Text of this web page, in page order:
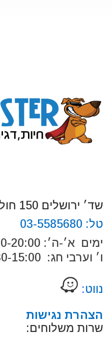
שד׳ ירושלים 150 חולון
טל: 03-5585680
ימים א׳-ה׳: 10:30-20:00
ו׳ וערבי חג: 09:30-15:00
נווט:
הצהרת נגישות
שרות משלוחים: